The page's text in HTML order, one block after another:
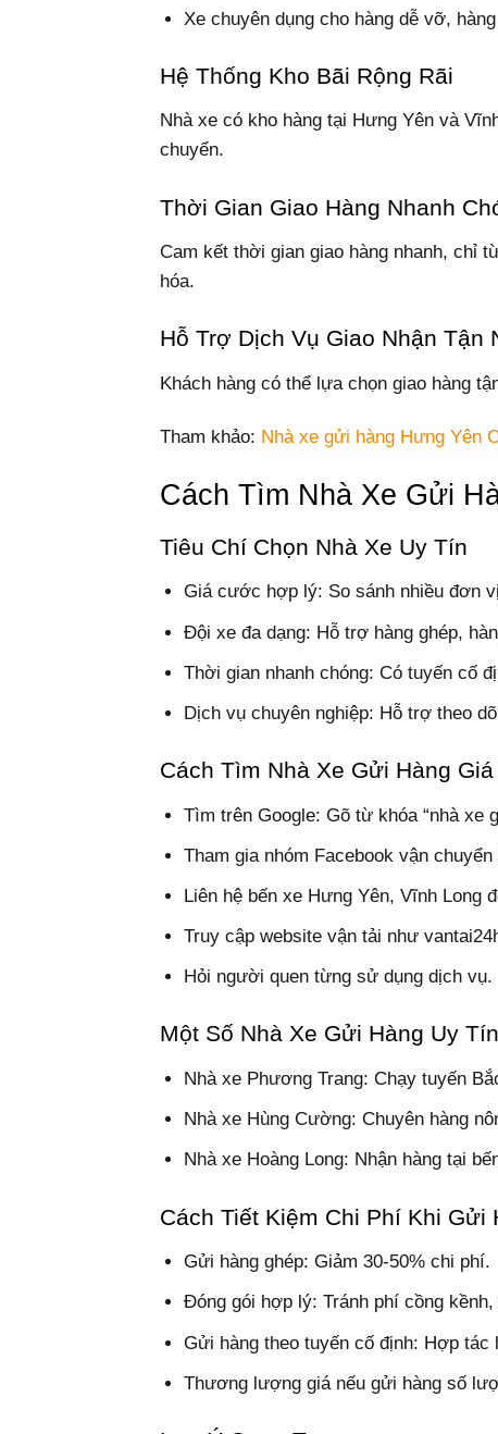
Xe chuyên dụng cho hàng dễ vỡ,
Hệ Thống Kho Bãi Rộng Rãi
Nhà xe có kho hàng tại Hưng Yên và
chuyển.
Thời Gian Giao Hàng Nhanh
Cam kết thời gian giao hàng nhanh, chỉ
hóa.
Hỗ Trợ Dịch Vụ Giao Nhận Tận
Khách hàng có thể lựa chọn giao hàng
Tham khảo: Nhà xe gửi hàng Hưng Yên
Cách Tìm Nhà Xe Gửi
Tiêu Chí Chọn Nhà Xe Uy Tín
Giá cước hợp lý: So sánh nhiều đơn
Đội xe đa dạng: Hỗ trợ hàng ghép,
Thời gian nhanh chóng: Có tuyến cố
Dịch vụ chuyên nghiệp: Hỗ trợ theo
Cách Tìm Nhà Xe Gửi Hàng Giá
Tìm trên Google: Gõ từ khóa “nhà xe
Tham gia nhóm Facebook vận
Liên hệ bến xe Hưng Yên, Vĩnh Long
Truy cập website vận tải như
Hỏi người quen từng sử dụng dịch vụ.
Một Số Nhà Xe Gửi Hàng Uy Tín
Nhà xe Phương Trang: Chạy tuyến
Nhà xe Hùng Cường: Chuyên hàng
Nhà xe Hoàng Long: Nhận hàng tại
Cách Tiết Kiệm Chi Phí Khi Gửi
Gửi hàng ghép: Giảm 30-50% chi phí.
Đóng gói hợp lý: Tránh phí cồng kềnh,
Gửi hàng theo tuyến cố định: Hợp tác
Thương lượng giá nếu gửi hàng số